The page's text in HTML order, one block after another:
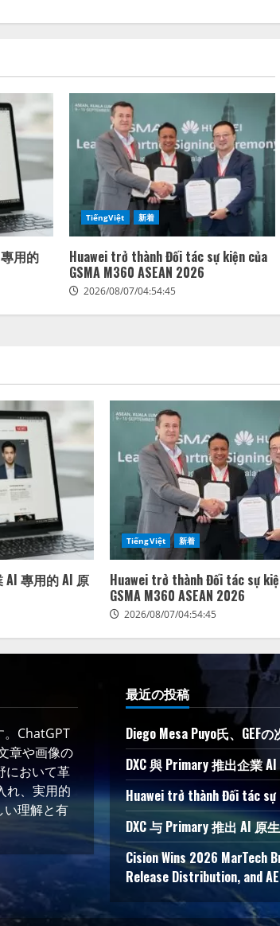
用的
TiếngViệt 新着
Huawei trở thành Đối tác sự kiện của
GSMA M360 ASEAN 2026
2026/08/07/04:54:45
AI 專用的 AI 原
TiếngViệt 新着
Huawei trở thành Đối tác sự
GSMA M360 ASEAN 2026
2026/08/07/04:54:45
。ChatGPT
章や画像の
において革
れ、実用的
い理解と有
最近の投稿
Diego Mesa Puyo氏、GEF
DXC 與 Primary 推出企業
Huawei trở thành Đối tác sự
DXC 与 Primary 推出 AI 原
Cision Wins 2026 MarTech
Release Distribution, and